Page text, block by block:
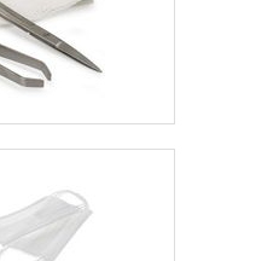
estéril.É reconhecida
por ser uma empresa
comprometida com
empresa inovadora,
porque investiu em uma
estrutura que hoje